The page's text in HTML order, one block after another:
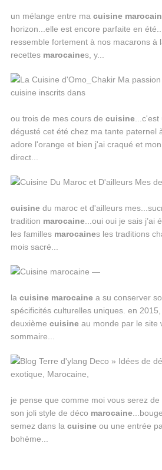
un mélange entre ma cuisine
horizon...elle est encore parfaite en
ressemble fortement à nos macarons à
recettes marocaines, y...
ou trois de mes cours de cuisine...c'est
dégusté cet été chez ma tante paternel
adore l'orange et bien j'ai craqué et
direct...
cuisinedu maroc et d'ailleurs
tradition marocaine...oui oui je sais j’ai
les familles marocaines les traditions
mois sacré...
la cuisine marocainea su conserver
spécificités culturelles uniques. en
deuxième cuisineau monde par le site
sommaire...
je pense que comme moi vous serez
son joli style de déco marocaine
semez dans la cuisineou une entrée
bohème...